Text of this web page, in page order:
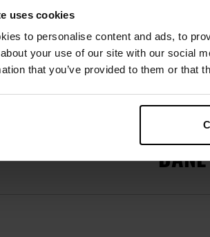
uses cookies
to personalise content and ads, to
your use of our site with our social
that you’ve provided to them or that
ale również w lasach Europy,
wszechstronnych współczesnych
producencie i bezpieczeństwo